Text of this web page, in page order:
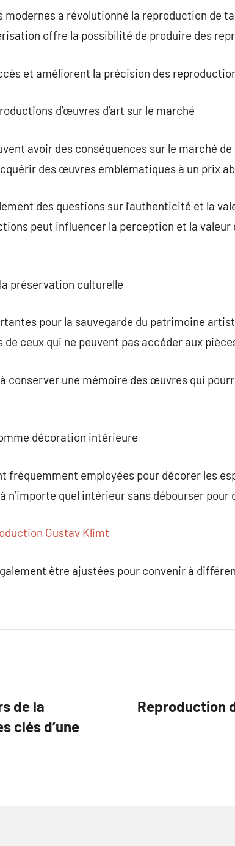
modernes a révolutionné la reproduction de
offre la possibilité de produire des
et améliorent la précision des
d’œuvres d’art sur le marché
avoir des conséquences sur le marché de
des œuvres emblématiques à un prix
des questions sur l’authenticité et la
peut influencer la perception et la
préservation culturelle
pour la sauvegarde du patrimoine
de ceux qui ne peuvent pas accéder aux
conserver une mémoire des œuvres qui
décoration intérieure
fréquemment employées pour décorer les
n’importe quel intérieur sans débourser pour
Gustav Klimt
être ajustées pour convenir à
de la
clés d’une
Reproduction